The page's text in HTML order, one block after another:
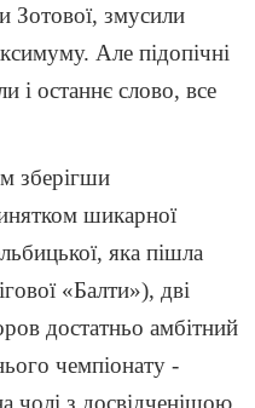
Зотової, змусили
Але підопічні
і останнє слово, все
зберігши
шикарної
яка пішла
«Балти»), дві
достатньо амбітний
чемпіонату -
з досвідченішою